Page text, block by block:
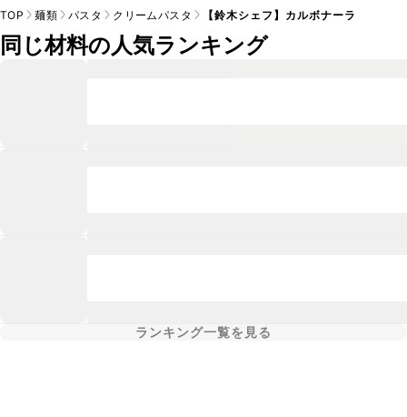
TOP 麺類 パスタ クリームパスタ 【鈴木シェフ】カルボナーラ
同じ材料の人気ランキング
ランキング一覧を見る